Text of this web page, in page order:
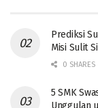
Prediksi
Misi Sulit
0 SHARES
5 SMK
Unggulan